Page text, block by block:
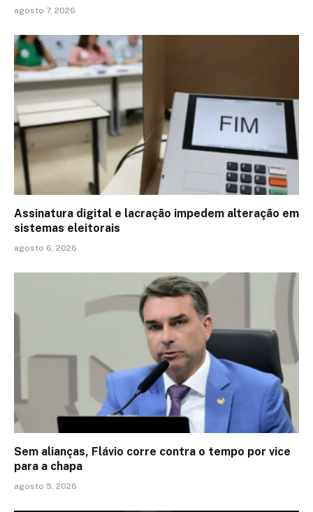
agosto 7, 2026
Assinatura digital e lacração impedem alteração em
sistemas eleitorais
agosto 6, 2026
Sem alianças, Flávio corre contra o tempo por vice
para a chapa
agosto 5, 2026